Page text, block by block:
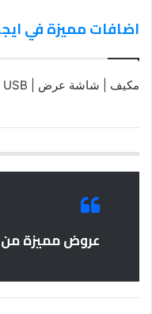
اضافات مميزة في
مكيف | شاشة عرض | DVD /CD/ USB | شاحن USB | GPS
عروض مميزة